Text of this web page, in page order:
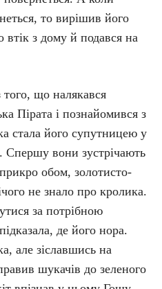
то вирішив його
втік з дому й подався на
що налякався
Пірата і познайомився з
стала його супутницею у
вони зустрічають
обом, золотисто-
не знало про кролика.
за потрібною
де його нора.
але зіславшись на
шукачів до зеленого